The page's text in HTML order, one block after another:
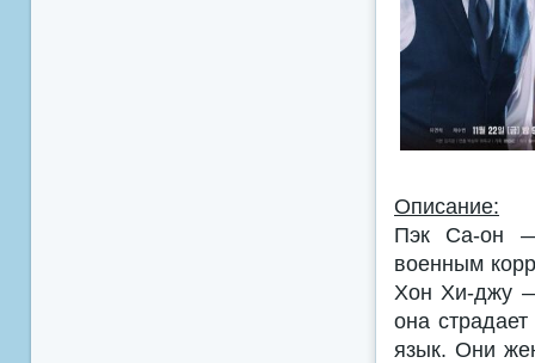
Описание:
Пэк Са-он —
военным
Хон Хи-джу —
она
язык. Они